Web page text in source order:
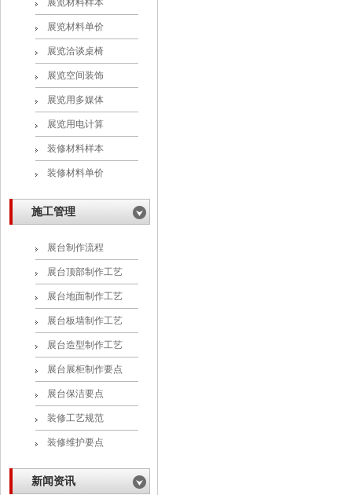
展览材料样本
展览材料单价
展览洽谈桌椅
展览空间装饰
展览用多媒体
展览用电计算
装修材料样本
装修材料单价
施工管理
展台制作流程
展台顶部制作工艺
展台地面制作工艺
展台板墙制作工艺
展台造型制作工艺
展台展柜制作要点
展台保洁要点
装修工艺规范
装修维护要点
新闻资讯